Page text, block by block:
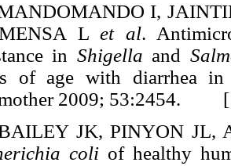
I,
Let al.
in Shigella and
of age with diarrhea in
2009; 53:2454.
JK, PINYON JL,
coliof healthy